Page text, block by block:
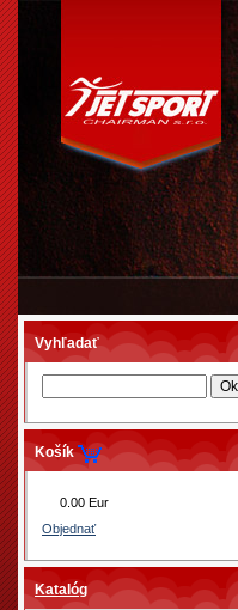
Vyhľadať
Košík
0.00 Eur
Objednať
Katalóg